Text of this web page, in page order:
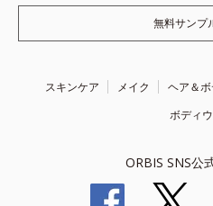
無料サンプ
スキンケア メイク ヘア＆ボ
ボディ
ORBIS SNS公